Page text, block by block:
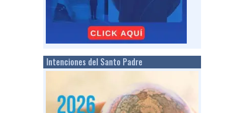
Intenciones del Santo Padre